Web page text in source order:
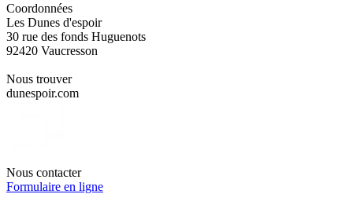
Coordonnées
Les Dunes d'espoir
30 rue des fonds Huguenots
92420 Vaucresson
Nous trouver
dunespoir.com
Nous contacter
Formulaire en ligne